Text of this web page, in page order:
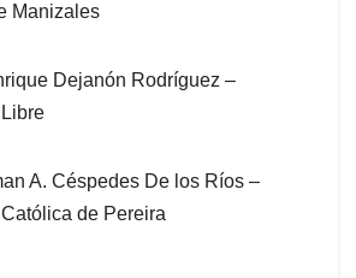
Manizales
Dejanón Rodríguez –
A. Céspedes De los Ríos –
de Pereira